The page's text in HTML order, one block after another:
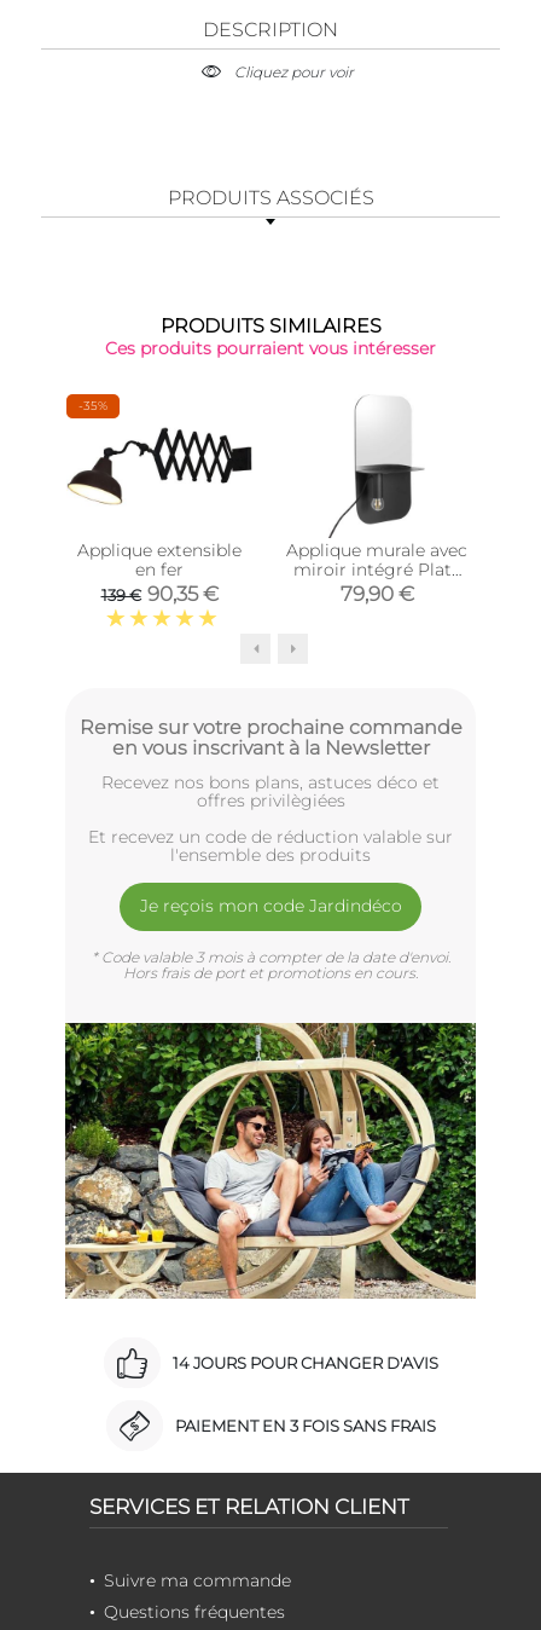
DESCRIPTION
Cliquez pour voir
PRODUITS ASSOCIÉS
PRODUITS SIMILAIRES
Ces produits pourraient vous intéresser
-35%
Applique extensible
en fer
139 € 90,35 €
Applique murale avec
miroir intégré Plate
(Noir)
79,90 €
Remise sur votre prochaine commande
en vous inscrivant à la Newsletter
Recevez nos bons plans, astuces déco et
offres privilègiées
Et recevez un code de réduction valable sur
l'ensemble des produits
Je reçois mon code Jardindéco
* Code valable 3 mois à compter de la date d'envoi.
Hors frais de port et promotions en cours.
14 JOURS POUR CHANGER D'AVIS
PAIEMENT EN 3 FOIS SANS FRAIS
SERVICES ET RELATION CLIENT
Suivre ma commande
Questions fréquentes